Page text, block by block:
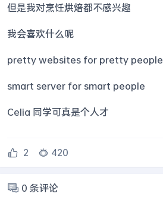
但是我对烹饪烘焙都不感兴趣
我会喜欢什么呢
pretty websites for pretty people
smart server for smart people
Celia 同学可真是个人才
2 420
0 条评论